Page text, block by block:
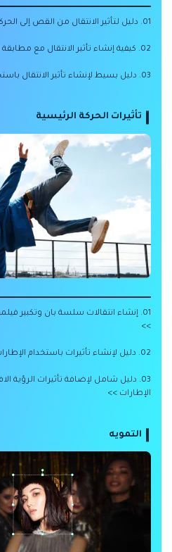
01. دليل لتأثير الانتقال من القص إلى الحركة >>
02. كيفية إنشاء تأثير الانتقال مع مطابقة القوام >>
03. دليل بسيط لإنشاء تأثير الانتقال باستخدام التراكبات >>
تأثيرات الحركة الرئيسية
01. إنشاء انتقالات سلسة بان وتكبير
>>
02. دليل لإنشاء تأثيرات باستخدام الإطارات في فيلمورا >>
03. دليل شامل لإضافة تأثيرات الرؤية
الإطارات >>
التمويه